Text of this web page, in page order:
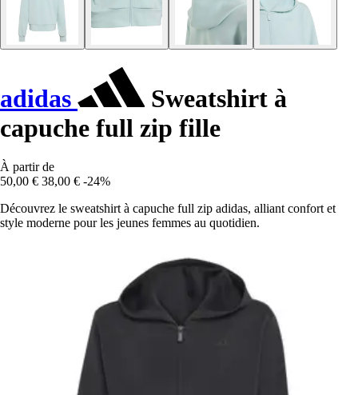
adidas
Sweatshirt à
capuche full zip fille
À partir de
50,00 € 38,00 € -24%
Découvrez le sweatshirt à capuche full zip adidas, alliant confort et
style moderne pour les jeunes femmes au quotidien.